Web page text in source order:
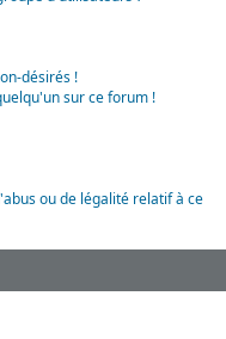
désirés !
sur ce forum !
ou de légalité relatif à ce